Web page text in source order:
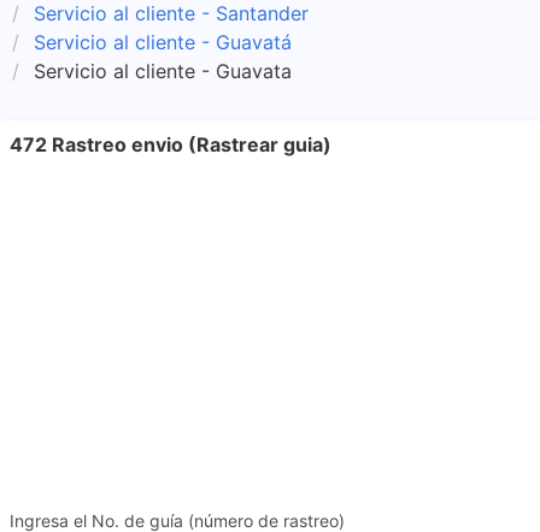
Servicio al cliente - Santander
Servicio al cliente - Guavatá
Servicio al cliente - Guavata
472 Rastreo envio (Rastrear guia)
Ingresa el No. de guía (número de rastreo)